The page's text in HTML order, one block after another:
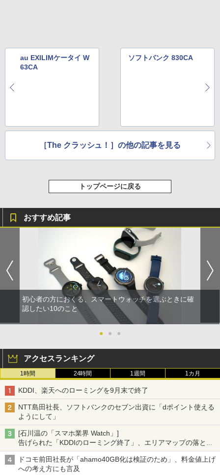
au EXILIMケータイ W
63CA
ソフトバンク 830CA
［The クラッシュ！］の他の記事を見る
トップページに戻る
おすすめ記事
初心者の方におくる、スマートウォッチを選ぶときに確
認したい10のこと
● ● ●
アクセスランキング
1時間 24時間 1週間 1カ月
KDDI、楽天へのローミングを9月末で終了
NTT島田社長、ソフトバンクのセブン出資に「dポイント使える
ようにして」
[石川温の「スマホ業界 Watch」]
告げられた「KDDIのローミング終了」、エリアマップの落とし
穴と楽天モバイルの課題
ドコモ前田社長が「ahamo40GB化は検証のため」、料金値上げ
への考え方にも言及